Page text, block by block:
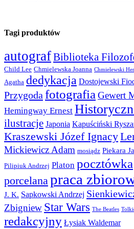
Tagi produktów
autografBiblioteka
Child Lee Chmielewska Joanna Chmielewski
Agatha dedykacja Dostojewski
Przygoda fotografia Gewert
Hemingway Ernest
ilustracje Japonia Kapuściński
Kraszewski Józef Ignacy
Mickiewicz Adam mosiądz Piekara
Pilipiuk Andrzej Platon pocztówka
porcelanapraca
J. K. Sapkowski Andrzej
Zbigniew Star Wars The Beatles
redakcyjny Łysiak Waldemar